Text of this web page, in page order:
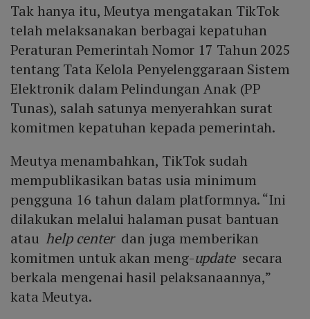
Tak hanya itu, Meutya mengatakan TikTok
telah melaksanakan berbagai kepatuhan
Peraturan Pemerintah Nomor 17 Tahun 2025
tentang Tata Kelola Penyelenggaraan Sistem
Elektronik dalam Pelindungan Anak (PP
Tunas), salah satunya menyerahkan surat
komitmen kepatuhan kepada pemerintah.
Meutya menambahkan, TikTok sudah
mempublikasikan batas usia minimum
pengguna 16 tahun dalam platformnya. “Ini
dilakukan melalui halaman pusat bantuan
atauhelp centerdan juga memberikan
komitmen untuk akan meng-updatesecara
berkala mengenai hasil pelaksanaannya,”
kata Meutya.